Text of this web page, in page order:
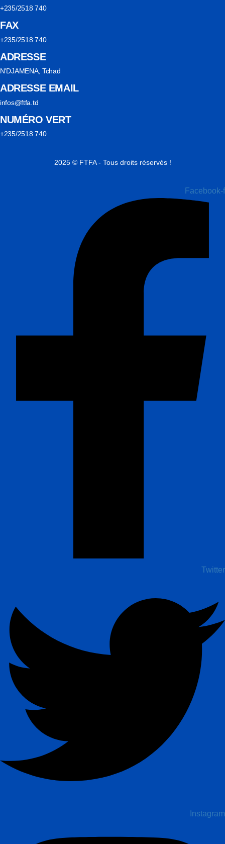
+235/2518 740
FAX
+235/2518 740
ADRESSE
N'DJAMENA, Tchad
ADRESSE EMAIL
infos@ftfa.td
NUMÉRO VERT
+235/2518 740
2025 © FTFA - Tous droits réservés !
Facebook-f
Twitter
Instagram